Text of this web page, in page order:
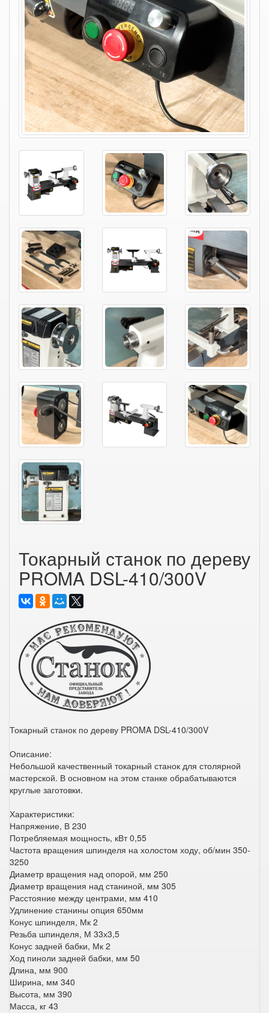
Токарный станок по дереву
PROMA DSL-410/300V
Токарный станок по дереву PROMA DSL-410/300V
Описание:
Небольшой качественный токарный станок для столярной
мастерской. В основном на этом станке обрабатываются
круглые заготовки.
Характеристики:
Напряжение, В 230
Потребляемая мощность, кВт 0,55
Частота вращения шпинделя на холостом ходу, об/мин 350-
3250
Диаметр вращения над опорой, мм 250
Диаметр вращения над станиной, мм 305
Расстояние между центрами, мм 410
Удлинение станины опция 650мм
Конус шпинделя, Мк 2
Резьба шпинделя, М 33х3,5
Конус задней бабки, Мк 2
Ход пиноли задней бабки, мм 50
Длина, мм 900
Ширина, мм 340
Высота, мм 390
Масса, кг 43